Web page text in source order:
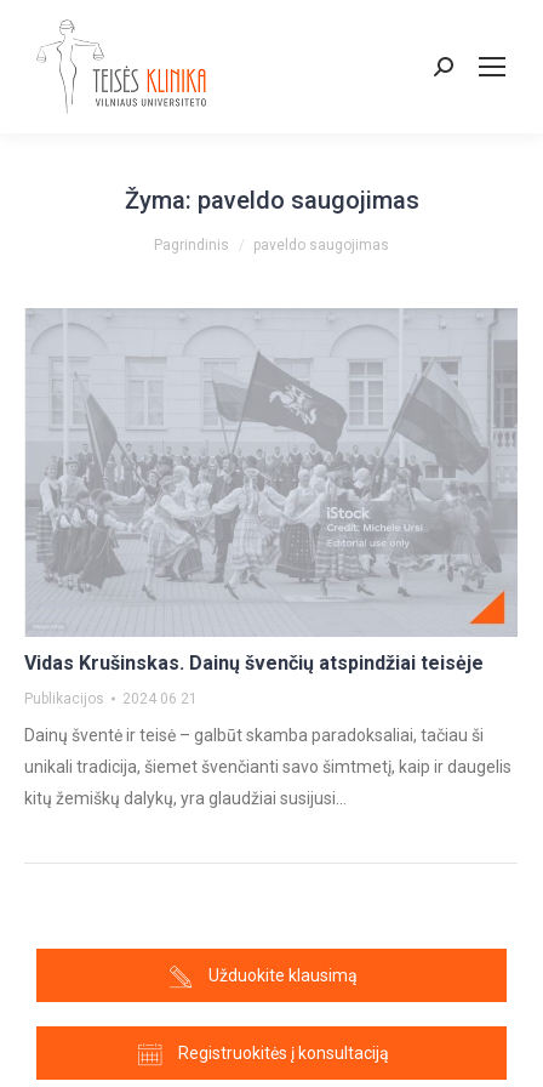
Paieška:
Žyma: paveldo saugojimas
You are here:
Pagrindinis paveldo saugojimas
Vidas Krušinskas. Dainų švenčių atspindžiai teisėje
Publikacijos 2024 06 21
Dainų šventė ir teisė – galbūt skamba paradoksaliai, tačiau ši
unikali tradicija, šiemet švenčianti savo šimtmetį, kaip ir daugelis
kitų žemiškų dalykų, yra glaudžiai susijusi…
Užduokite klausimą
Registruokitės į konsultaciją